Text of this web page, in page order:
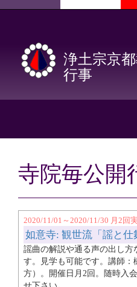
浄土宗京
行事
寺院毎公開
2020/11/01～2020/11/30 月2回
如意寺: 観世流「謡と仕
謡曲の解説や通る声の出し方
す。見学も可能です。講師
方）。開催日月2回。随時入